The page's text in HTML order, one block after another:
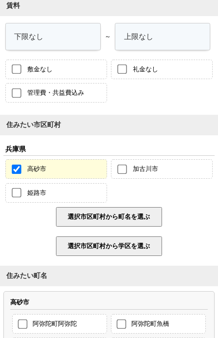
賃料
～
敷金なし 礼金なし
管理費・共益費込み
住みたい市区町村
兵庫県
高砂市 加古川市
姫路市
住みたい町名
高砂市
阿弥陀町阿弥陀 阿弥陀町魚橋